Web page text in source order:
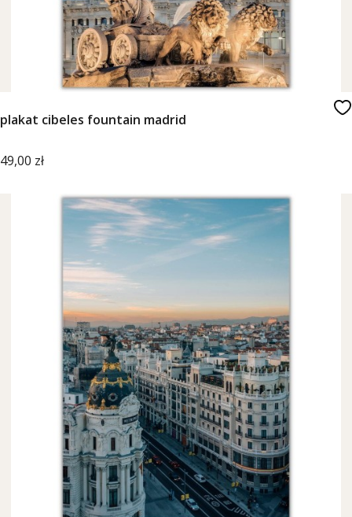
plakat cibeles fountain madrid
Cena
49,00 zł